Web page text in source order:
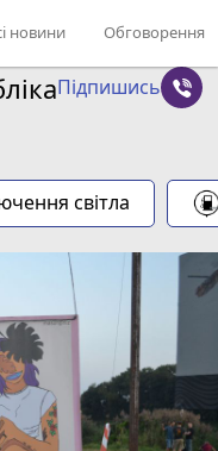
новини Обговорення
Підпишись
світла